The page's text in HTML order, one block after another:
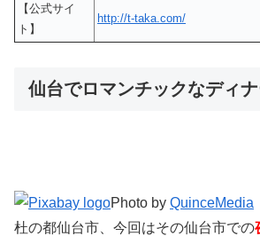
【公式サイ
ト】
http://t-taka.com/
仙台でロマンチックなディナ
Photo by QuinceMedia
杜の都仙台市、今回はその仙台市での